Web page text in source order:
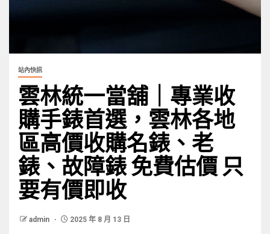
站內快訊
雲林統一當舖｜專業收
購手錶首選，雲林各地
區高價收購名錶、老
錶、故障錶 免費估價 只
要有價即收
admin 2025 年 8 月 13 日